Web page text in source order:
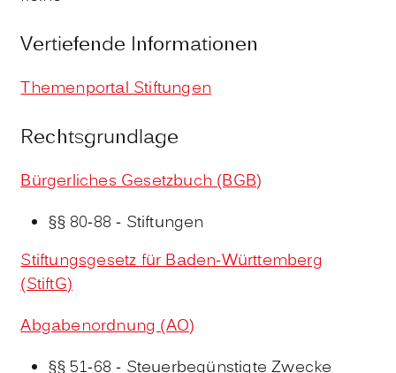
Vertiefende Informationen
Themenportal Stiftungen
Rechtsgrundlage
Bürgerliches Gesetzbuch (BGB)
§§ 80-88 - Stiftungen
Stiftungsgesetz für Baden-Württemberg
(StiftG)
Abgabenordnung (AO)
§§ 51-68 - Steuerbegünstigte Zwecke